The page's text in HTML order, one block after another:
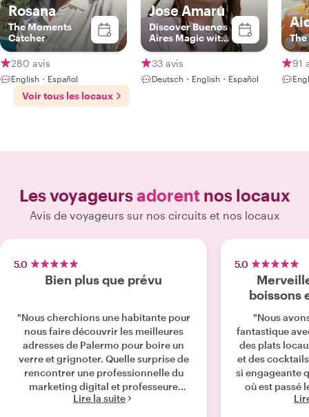
Rosana
The Moments
Catcher
280 avis
English・Español
Jose Amaru
Discover Buenos
Aires Magic with
a Local
33 avis
Deutsch・English・Español
91
Voir tous les locaux
Les voyageursadorentnos locaux
Avis de voyageurs sur nos circuits et nos locaux
5.0
Bien plus que prévu
"Nous cherchions une habitante pour
nous faire découvrir les meilleures
adresses de Palermo pour boire un
verre et grignoter. Quelle surprise de
rencontrer une professionnelle du
marketing digital et professeure
d'université qui connaît Buenos Aires
Lire la suite
5.0
boissons
"Nous
fantastique
des plats
et des
si engageante
où est passé
soirée, nous